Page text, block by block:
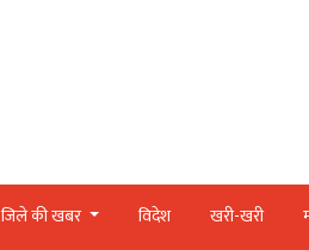
जिले की खबर विदेश खरी-खरी